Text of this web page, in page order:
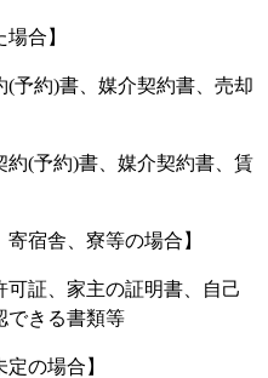
合】
約)書、媒介契約書、売却
予約)書、媒介契約書、賃
宿舎、寮等の場合】
、家主の証明書、自己
できる書類等
の場合】